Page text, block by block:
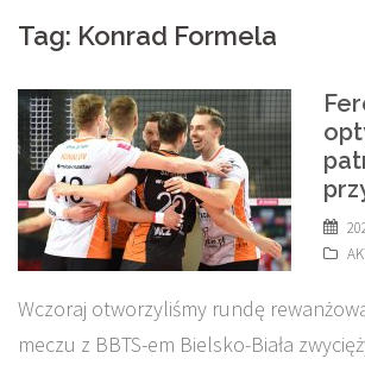
Tag: Konrad Formela
Wczoraj otworzyliśmy rundę
meczu z BBTS-em Bielsko-Biała